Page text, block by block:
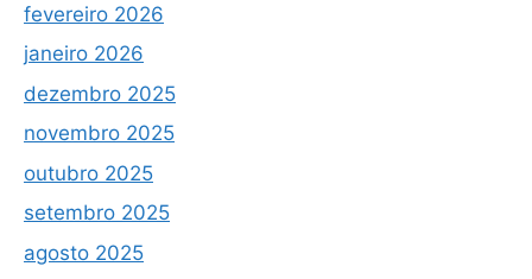
fevereiro 2026
janeiro 2026
dezembro 2025
novembro 2025
outubro 2025
setembro 2025
agosto 2025